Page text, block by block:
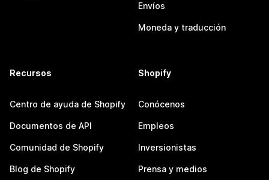
Envíos
Moneda y traducción
Recursos
Centro de ayuda de Shopify
Documentos de API
Comunidad de Shopify
Blog de Shopify
Shopify
Conócenos
Empleos
Inversionistas
Prensa y medios